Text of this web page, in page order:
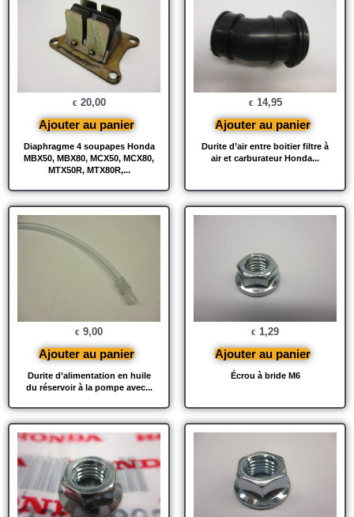
Diaphragme 4 soupapes Honda
MBX50, MBX80, MCX50, MCX80,
MTX50R, MTX80R,...
€ 20,00
Ajouter au panier
Durite d’air entre boitier filtre à
air et carburateur Honda...
€ 14,95
Ajouter au panier
Durite d’alimentation en huile
du réservoir à la pompe avec...
€ 9,00
Ajouter au panier
Écrou à bride M6
€ 1,29
Ajouter au panier